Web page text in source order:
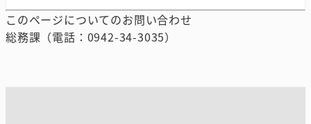
このページについてのお問い合わせ
総務課（電話：0942-34-3035）